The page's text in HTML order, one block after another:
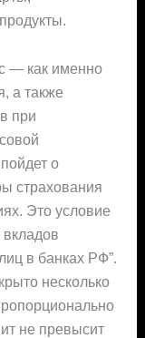
— как именно
а также
при
о
страхования
Это условие
лиц в банках РФ”.
несколько
не превысит